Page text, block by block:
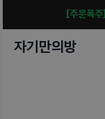
[주문폭주]
자기만의방